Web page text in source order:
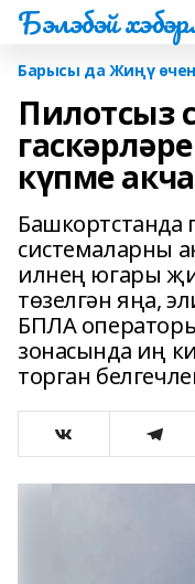
Бэлэбэй
Барысы да Жиңү өчен
Пилотсыз
күпме
Башкортстанда
системаларны
илнең югары
төзелгән яңа,
БПЛА
зонасында иң
торган